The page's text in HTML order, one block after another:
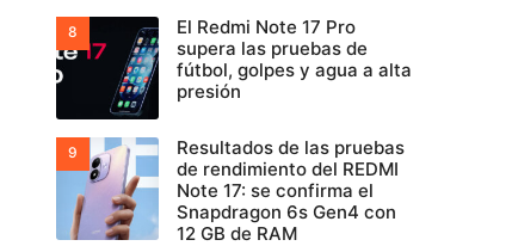
El Redmi Note 17 Pro
supera las pruebas de
fútbol, golpes y agua a alta
presión
Resultados de las pruebas
de rendimiento del REDMI
Note 17: se confirma el
Snapdragon 6s Gen4 con
12 GB de RAM